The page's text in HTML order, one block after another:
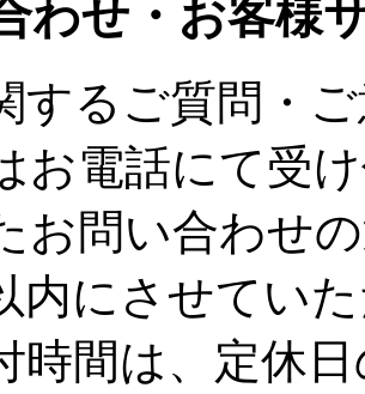
わせ・お客様
するご質問・
お電話にて受
お問い合わせ
内にさせてい
時間は、定休